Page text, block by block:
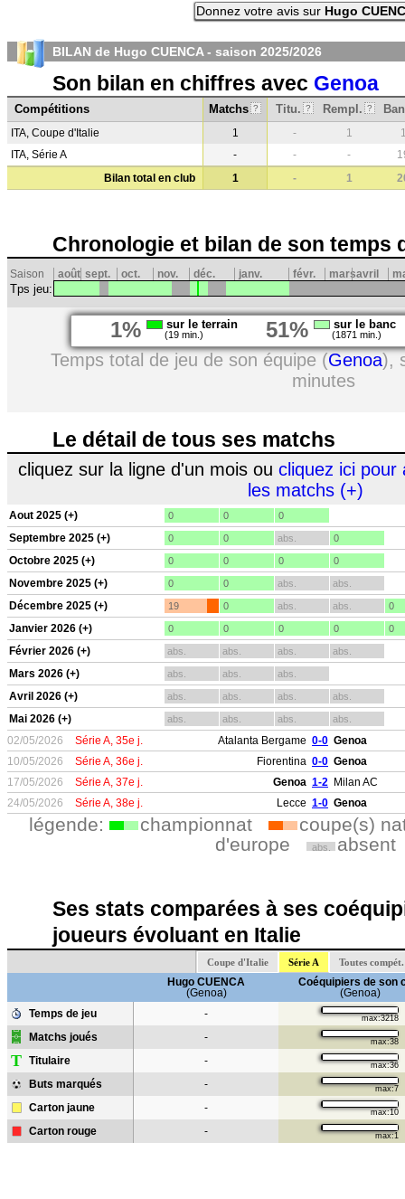
Donnez votre avis sur Hugo
BILAN de Hugo CUENCA - saison 2025/2026
Son bilan en chiffres avec Genoa
Compétitions Matchs ? Titu. ? Rempl. ?
ITA, Coupe d'Italie 1 - 1
ITA, Série A
- - -
Bilan total en club
1 - 1
Chronologie et bilan de son temps
Saison août sept. oct. nov. déc. janv. févr. marsavril
Tps jeu:
1% sur le terrain
(19 min.) 51% sur le banc
(1871 min.)
Temps total de jeu de son équipe (Genoa),
minutes
Le détail de tous ses matchs
cliquez sur la ligne d'un mois ou cliquez ici pour
les matchs (+)
Aout 2025 (+) 0 0 0
Septembre 2025 (+) 0 0 abs. 0
Octobre 2025 (+) 0 0 0 0
Novembre 2025 (+) 0 0 abs. abs.
Décembre 2025 (+) 19 0 abs. abs. 0
Janvier 2026 (+) 0 0 0 0 0
Février 2026 (+) abs. abs. abs. abs.
Mars 2026 (+) abs. abs. abs.
Avril 2026 (+) abs. abs. abs. abs.
Mai 2026 (+) abs. abs. abs. abs.
02/05/2026 Série A, 35e j. Atalanta Bergame 0-0 Genoa
10/05/2026
Série A, 36e j. Fiorentina 0-0 Genoa
17/05/2026
Série A, 37e j. Genoa 1-2 Milan AC
24/05/2026
Série A, 38e j. Lecce 1-0 Genoa
légende: championnat
coupe(s)
d'europe
abs. absent
Ses stats comparées à ses
joueurs évoluant en Italie
Coupe d'Italie Série A Toutes compét.
Hugo CUENCA
(Genoa)
Coéquipiers de son
(Genoa)
Temps de jeu
- max:3218
Matchs joués - max:38
T Titulaire - max:36
Buts marqués - max:7
Carton jaune - max:10
Carton rouge - max:1